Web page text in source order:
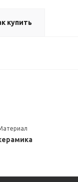
купить